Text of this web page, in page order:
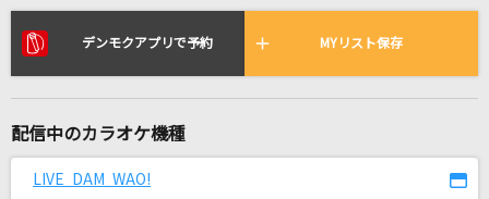
リアルタイムで歌われている曲の一覧
Tiger
デンモクアプリで予約 MYリスト保存
配信中のカラオケ機種
LIVE DAM WAO!